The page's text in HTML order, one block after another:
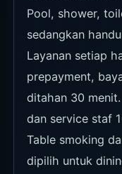
Pool, shower,
sedangkan
Layanan setiap
prepayment,
ditahan 30 menit.
dan service staf
Table smoking
dipilih untuk